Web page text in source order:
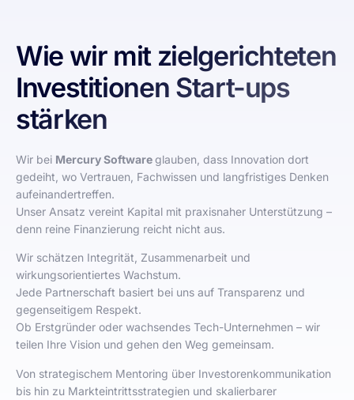
Wie wir mit zielgerichteten
Investitionen Start-ups
stärken
Wir bei Mercury Softwareglauben, dass Innovation dort
gedeiht, wo Vertrauen, Fachwissen und langfristiges Denken
aufeinandertreffen.
Unser Ansatz vereint Kapital mit praxisnaher Unterstützung –
denn reine Finanzierung reicht nicht aus.
Wir schätzen Integrität, Zusammenarbeit und
wirkungsorientiertes Wachstum.
Jede Partnerschaft basiert bei uns auf Transparenz und
gegenseitigem Respekt.
Ob Erstgründer oder wachsendes Tech-Unternehmen – wir
teilen Ihre Vision und gehen den Weg gemeinsam.
Von strategischem Mentoring über Investorenkommunikation
bis hin zu Markteintrittsstrategien und skalierbarer